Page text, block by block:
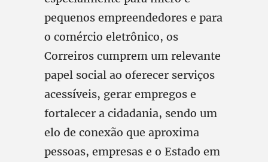
pequenos empreendedores e para
o comércio eletrônico, os
Correiros cumprem um relevante
papel social ao oferecer serviços
acessíveis, gerar empregos e
fortalecer a cidadania, sendo um
elo de conexão que aproxima
pessoas, empresas e o Estado em